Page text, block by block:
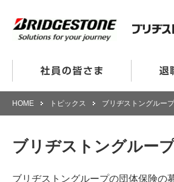
HOME トピックス ブリヂストングルー
ブリヂストングルー
ブリヂストングループの団体保険の